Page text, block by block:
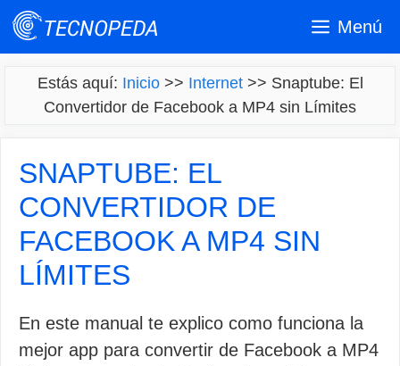
Saltar
Menú
Estás aquí: Inicio>> Internet>> Snaptube: El
Convertidor de Facebook a MP4 sin Límites
SNAPTUBE: EL
CONVERTIDOR DE
FACEBOOK A MP4 SIN
LÍMITES
En este manual te explico como funciona la
mejor app para convertir de Facebook a MP4